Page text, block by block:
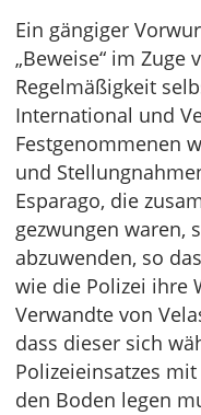
Ein gängiger
„Beweise“ im Zuge
Regelmäßigkeit
International und
Festgenommenen
und
Esparago, die
gezwungen waren,
abzuwenden, so
wie die Polizei ihre
Verwandte von
dass dieser sich
Polizeieinsatzes
den Boden legen